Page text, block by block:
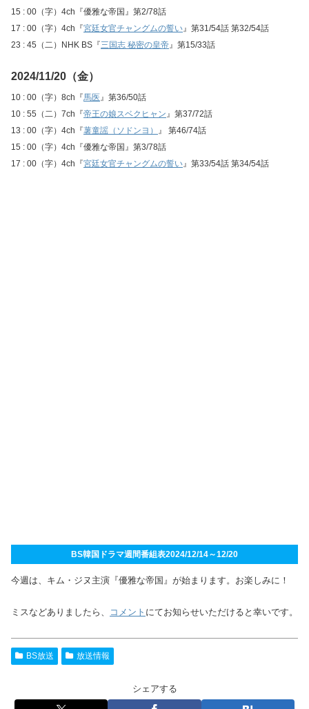
15 : 00（字）4ch『優雅な帝国』第2/78話
17 : 00（字）4ch『宮廷女官チャングムの誓い』第31/54話 第32/54話
23 : 45（二）NHK BS『三国志 秘密の皇帝』第15/33話
2024/11/20（金）
10 : 00（字）8ch『馬医』第36/50話
10 : 55（二）7ch『帝王の娘スベクヒャン』第37/72話
13 : 00（字）4ch『薯童謡（ソドンヨ） 』 第46/74話
15 : 00（字）4ch『優雅な帝国』第3/78話
17 : 00（字）4ch『宮廷女官チャングムの誓い』第33/54話 第34/54話
BS韓国ドラマ週間番組表2024/12/14～12/20
今週は、キム・ジヌ主演『優雅な帝国』が始まります。お楽しみに！
ミスなどありましたら、 コメント にてお知らせいただけると幸いです。
BS放送 放送情報
シェアする